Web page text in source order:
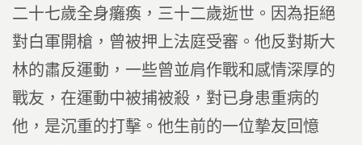
二十七歲全身癱瘓，三十二歲逝世。因為拒絕
對白軍開槍，曾被押上法庭受審。他反對斯大
林的肅反運動，一些曾並肩作戰和感情深厚的
戰友，在運動中被捕被殺，對已身患重病的
他，是沉重的打擊。他生前的一位摯友回憶